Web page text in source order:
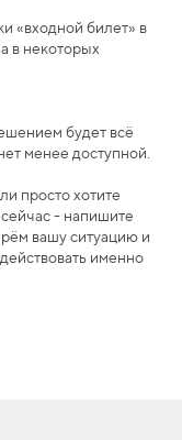
«входной билет» в
в некоторых
будет всё
менее доступной.
просто хотите
сейчас - напишите
вашу ситуацию и
именно